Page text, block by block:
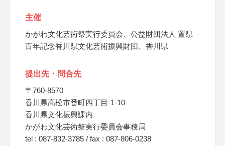
主催
かがわ文化芸術祭実行委員会、公益財団法人 置県
百年記念香川県文化芸術振興財団、香川県
提出先・問合先
〒760-8570
香川県高松市番町四丁目-1-10
香川県文化振興課内
かがわ文化芸術祭実行委員会事務局
tel : 087‐832‐3785 / fax : 087‐806‐0238